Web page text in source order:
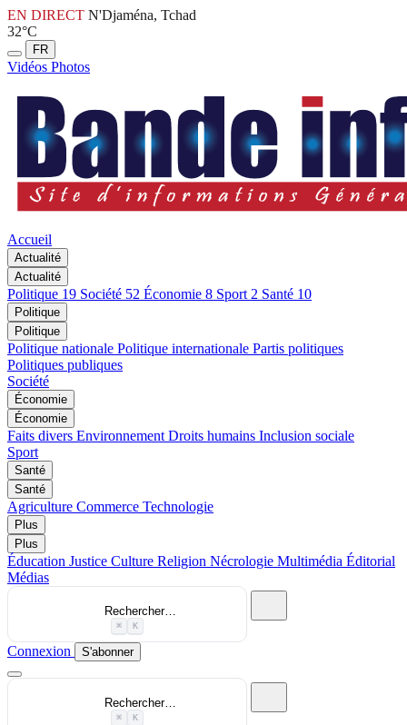
EN DIRECT N'Djaména, Tchad
32°C
FR
Vidéos Photos
Accueil
Actualité
Actualité
Politique 19 Société 52 Économie 8 Sport 2 Santé 10
Politique
Politique
Politique nationale Politique internationale Partis politiques
Politiques publiques
Société
Économie
Économie
Faits divers Environnement Droits humains Inclusion sociale
Sport
Santé
Santé
Agriculture Commerce Technologie
Plus
Plus
Éducation Justice Culture Religion Nécrologie Multimédia Éditorial
Médias
Rechercher…
⌘ K
Connexion S'abonner
Rechercher…
⌘ K